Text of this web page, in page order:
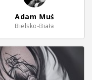
Adam Muś
Bielsko-Biała